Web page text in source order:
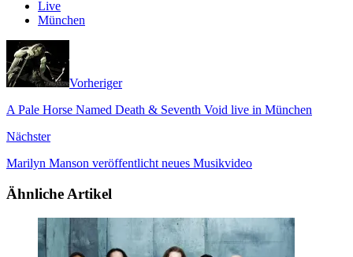
Live
München
Vorheriger
A Pale Horse Named Death & Seventh Void live in München
Nächster
Marilyn Manson veröffentlicht neues Musikvideo
Ähnliche Artikel